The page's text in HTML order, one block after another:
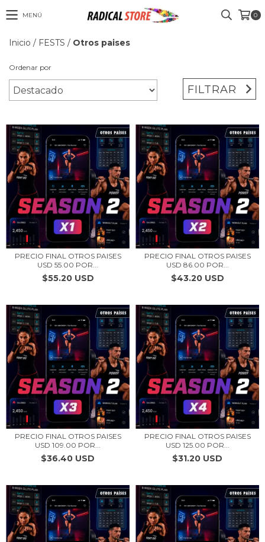
MENÚ 0
Inicio / FESTS / Otros paises
Ordenar por
FILTRAR
PRECIO FINAL OTROS PAISES
USD 55.00 POR...
$55.20 USD
PRECIO FINAL OTROS PAISES
USD 86.00 POR...
$43.20 USD
PRECIO FINAL OTROS PAISES
USD 109.00 POR...
$36.40 USD
PRECIO FINAL OTROS PAISES
USD 125.00 POR...
$31.20 USD